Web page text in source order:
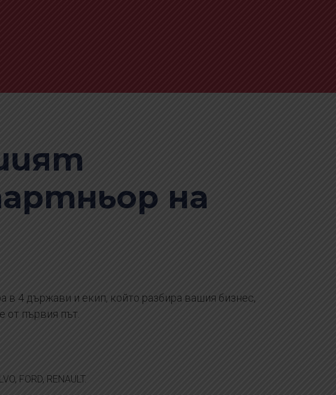
на
в 4 държави и екип, който разбира вашия бизнес,
от първия път.
FORD, RENAULT.